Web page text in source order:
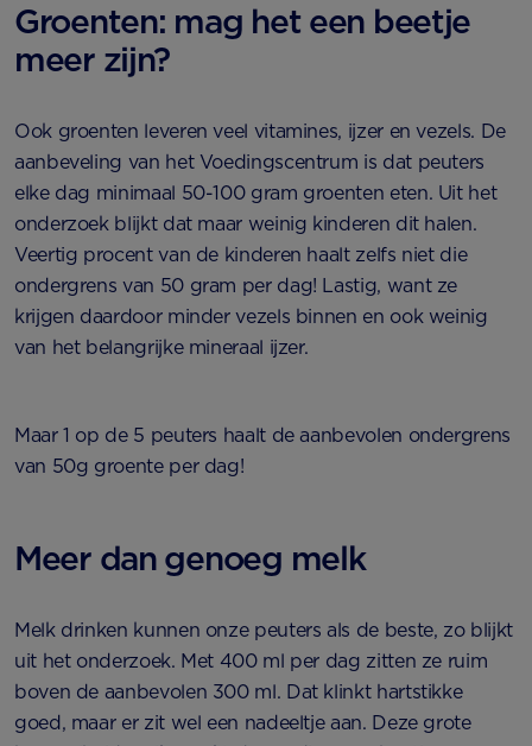
Groenten: mag het een beetje
meer zijn?
Ook groenten leveren veel vitamines, ijzer en vezels. De
aanbeveling van het Voedingscentrum is dat peuters
elke dag minimaal 50-100 gram groenten eten. Uit het
onderzoek blijkt dat maar weinig kinderen dit halen.
Veertig procent van de kinderen haalt zelfs niet die
ondergrens van 50 gram per dag! Lastig, want ze
krijgen daardoor minder vezels binnen en ook weinig
van het belangrijke mineraal ijzer.
Maar 1 op de 5 peuters haalt de aanbevolen ondergrens
van 50g groente per dag!
Meer dan genoeg melk
Melk drinken kunnen onze peuters als de beste, zo blijkt
uit het onderzoek. Met 400 ml per dag zitten ze ruim
boven de aanbevolen 300 ml. Dat klinkt hartstikke
goed, maar er zit wel een nadeeltje aan. Deze grote